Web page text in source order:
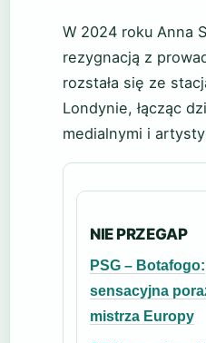
W 2024 roku Anna
rezygnacją z
rozstała się ze
Londynie, łącząc
medialnymi i
NIE PRZEGAP
PSG – Botafogo:
sensacyjna
mistrza Europy